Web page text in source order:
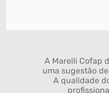
A Marelli Cofap
uma sugestão
A qualidade